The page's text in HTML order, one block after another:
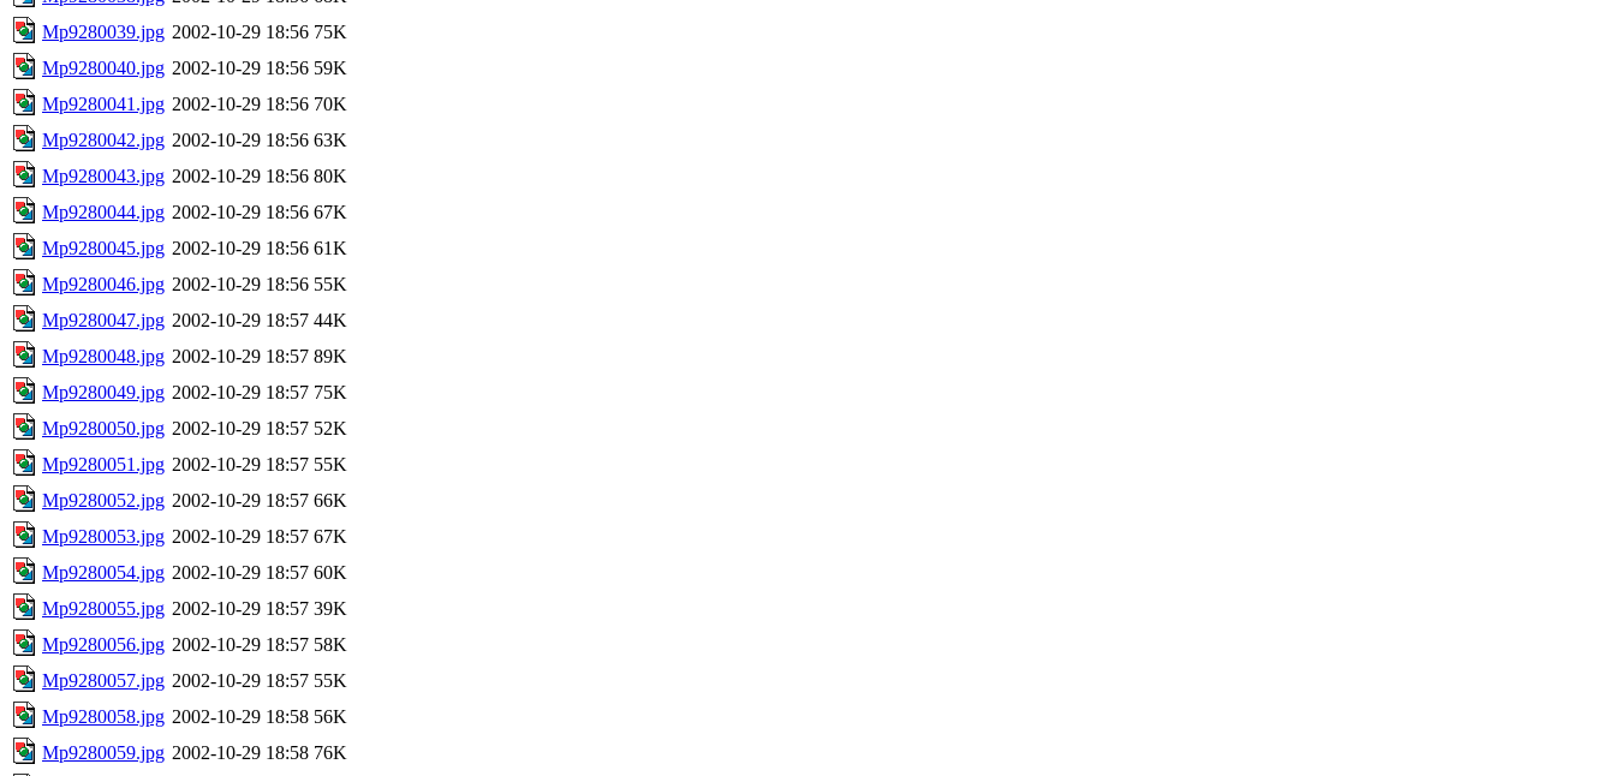
Mp9280039.jpg 2002-10-29 18:56 75K
Mp9280040.jpg 2002-10-29 18:56 59K
Mp9280041.jpg 2002-10-29 18:56 70K
Mp9280042.jpg 2002-10-29 18:56 63K
Mp9280043.jpg 2002-10-29 18:56 80K
Mp9280044.jpg 2002-10-29 18:56 67K
Mp9280045.jpg 2002-10-29 18:56 61K
Mp9280046.jpg 2002-10-29 18:56 55K
Mp9280047.jpg 2002-10-29 18:57 44K
Mp9280048.jpg 2002-10-29 18:57 89K
Mp9280049.jpg 2002-10-29 18:57 75K
Mp9280050.jpg 2002-10-29 18:57 52K
Mp9280051.jpg 2002-10-29 18:57 55K
Mp9280052.jpg 2002-10-29 18:57 66K
Mp9280053.jpg 2002-10-29 18:57 67K
Mp9280054.jpg 2002-10-29 18:57 60K
Mp9280055.jpg 2002-10-29 18:57 39K
Mp9280056.jpg 2002-10-29 18:57 58K
Mp9280057.jpg 2002-10-29 18:57 55K
Mp9280058.jpg 2002-10-29 18:58 56K
Mp9280059.jpg 2002-10-29 18:58 76K